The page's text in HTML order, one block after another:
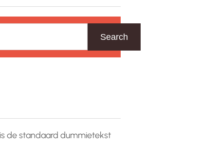
Search
de standaard dummietekst